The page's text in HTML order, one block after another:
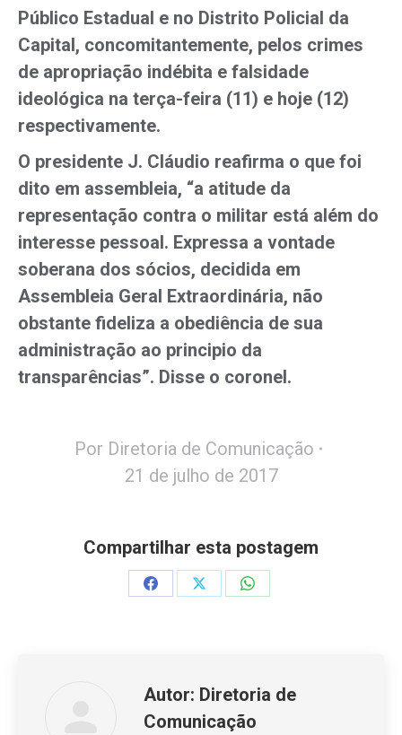
Público Estadual e no Distrito Policial da
Capital, concomitantemente, pelos crimes
de apropriação indébita e falsidade
ideológica na terça-feira (11) e hoje (12)
respectivamente.
O presidente J. Cláudio reafirma o que foi
dito em assembleia, “a atitude da
representação contra o militar está além do
interesse pessoal. Expressa a vontade
soberana dos sócios, decidida em
Assembleia Geral Extraordinária, não
obstante fideliza a obediência de sua
administração ao principio da
transparências”. Disse o coronel.
Por Diretoria de Comunicação
21 de julho de 2017
Compartilhar esta postagem
Share
Share
Share
Autor: Diretoria de
Comunicação